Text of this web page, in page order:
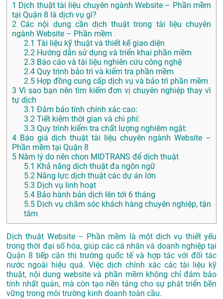
1 Dịch thuật tài liệu chuyên ngành Website – Phần mềm
tại Quận 8 là dịch vụ gì?
2 Các nội dung cần dịch thuật trong tài liệu chuyên
ngành Website – Phần mềm
2.1 Tài liệu kỹ thuật và thiết kế giao diện
2.2 Hướng dẫn sử dụng và triển khai phần mềm
2.3 Báo cáo và tài liệu nghiên cứu công nghệ
2.4 Quy trình bảo trì và kiểm tra phần mềm
2.5 Hợp đồng cung cấp dịch vụ và bảo trì phần mềm
3 Vì sao bạn nên tìm kiếm đơn vị chuyên nghiệp thay vì
tự dịch
3.1 Đảm bảo tính chính xác cao:
3.2 Tiết kiệm thời gian và chi phí:
3.3 Quy trình kiểm tra chất lượng nghiêm ngặt:
4 Báo giá dịch thuật tài liệu chuyên ngành Website –
Phần mềm tại Quận 8
5 Năm lý do nên chọn MIDTRANS để dịch thuật
5.1 Khả năng dịch thuật đa ngôn ngữ
5.2 Năng lực dịch thuật các dự án lớn
5.3 Dịch vụ linh hoạt
5.4 Bảo hành bản dịch lên tới 6 tháng
5.5 Dịch vụ chăm sóc khách hàng chuyên nghiệp, tận
tâm
Dịch thuật Website – Phần mềm là một dịch vụ thiết yếu
trong thời đại số hóa, giúp các cá nhân và doanh nghiệp tại
Quận 8 tiếp cận thị trường quốc tế và hợp tác với đối tác
nước ngoài hiệu quả. Việc dịch chính xác các tài liệu kỹ
thuật, nội dung website và phần mềm không chỉ đảm bảo
tính nhất quán, mà còn tạo nền tảng cho sự phát triển bền
vững trong môi trường kinh doanh toàn cầu.